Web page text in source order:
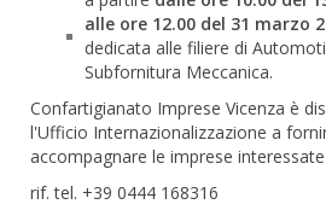
alle ore 12.00 del 31 marzo
dedicata alle filiere di
Subfornitura Meccanica.
Confartigianato Imprese Vicenza è
l'Ufficio Internazionalizzazione a
accompagnare le imprese
rif. tel. +39 0444 168316